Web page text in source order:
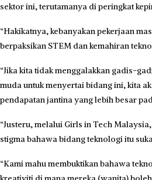
sektor ini, terutamanya di peringkat
“Hakikatnya, kebanyakan pekerjaan
berpaksikan STEM dan kemahiran
“Jika kita tidak menggalakkan gadis-
muda untuk menyertai bidang ini, kita
pendapatan jantina yang lebih besar
“Justeru, melalui Girls in Tech
stigma bahawa bidang teknologi itu
“Kami mahu membuktikan bahawa